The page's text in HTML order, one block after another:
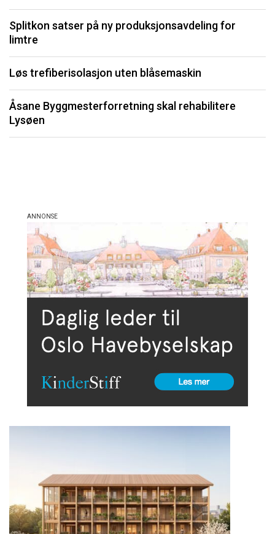
Splitkon satser på ny produksjonsavdeling for
limtre
Løs trefiberisolasjon uten blåsemaskin
Åsane Byggmesterforretning skal rehabilitere
Lysøen